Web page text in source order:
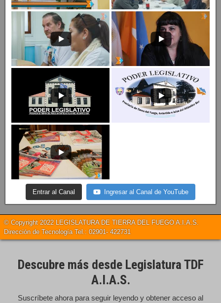
Entrar al Canal Ingresar al Canal de YouTube
© Copyright 2022 LEGISLATURA DE TIERRA DEL FUEGO A.I.A.S.
Dirección de Tecnología Tel.: 02901- 422731
Descubre más desde Legislatura TDF
A.I.A.S.
Suscríbete ahora para seguir leyendo y obtener acceso al